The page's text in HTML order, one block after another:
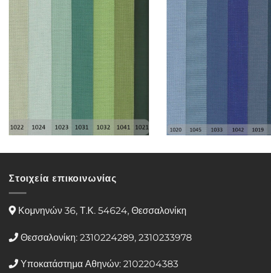
Στοιχεία επικοινωνίας
Κομνηνών 36, Τ.Κ. 54624, Θεσσαλονίκη
Θεσσαλονίκη: 2310224289, 2310233978
Υποκατάστημα Αθηνών: 2102204383